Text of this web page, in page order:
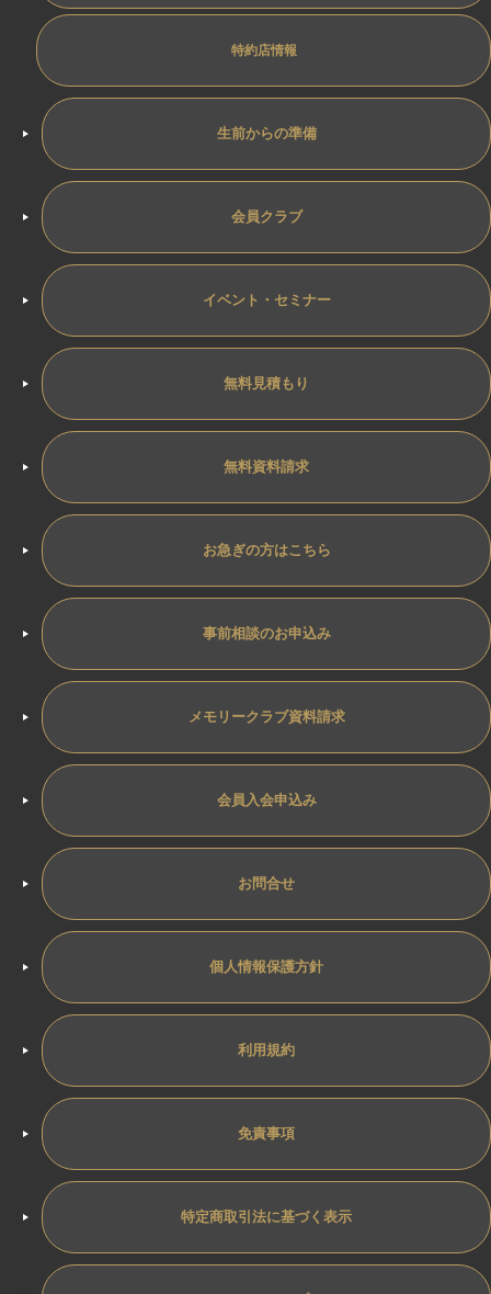
特約店情報
生前からの準備
会員クラブ
イベント・セミナー
無料見積もり
無料資料請求
お急ぎの方はこちら
事前相談のお申込み
メモリークラブ資料請求
会員入会申込み
お問合せ
個人情報保護方針
利用規約
免責事項
特定商取引法に基づく表示